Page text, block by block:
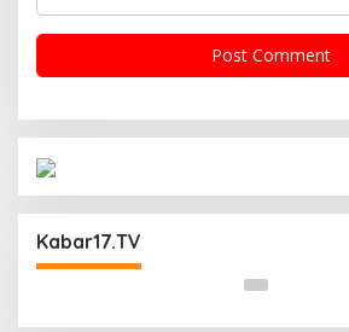
Kabar17.TV
Operasi Cipta Kondisi Digelar
Malam Libur